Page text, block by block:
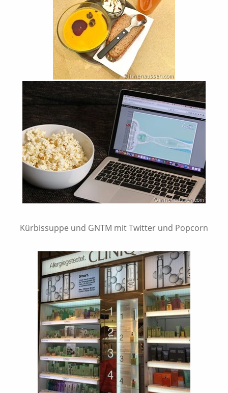
Kürbissuppe und GNTM mit Twitter und Popcorn